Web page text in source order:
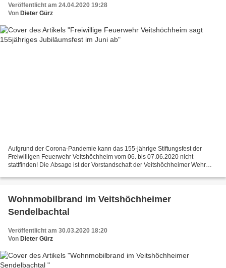
Veröffentlicht am 24.04.2020 19:28
Von Dieter Gürz
Aufgrund der Corona-Pandemie kann das 155-jährige Stiftungsfest der
Freiwilligen Feuerwehr Veitshöchheim vom 06. bis 07.06.2020 nicht
stattfinden! Die Absage ist der Vorstandschaft der Veitshöchheimer Wehr
Wohnmobilbrand im Veitshöchheimer
Sendelbachtal
Veröffentlicht am 30.03.2020 18:20
Von Dieter Gürz